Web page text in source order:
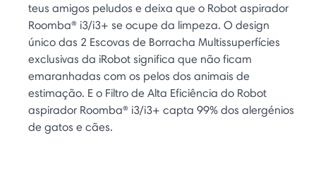
teus amigos peludos e deixa que o Robot aspirador
Roomba® i3/i3+ se ocupe da limpeza. O design
único das 2 Escovas de Borracha Multissuperfícies
exclusivas da iRobot significa que não ficam
emaranhadas com os pelos dos animais de
estimação. E o Filtro de Alta Eficiência do Robot
aspirador Roomba® i3/i3+ capta 99% dos alergénios
de gatos e cães.